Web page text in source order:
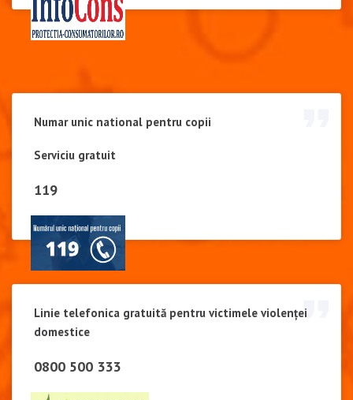
Numar unic national pentru copii
Serviciu gratuit
119
Linie telefonica gratuită pentru victimele violenței
domestice
0800 500 333